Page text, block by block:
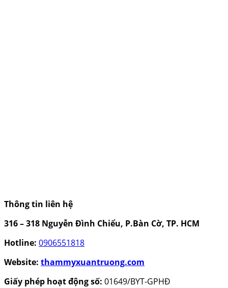
Thông tin liên hệ
316 – 318 Nguyễn Đình Chiểu, P.Bàn Cờ, TP. HCM
Hotline: 0906551818
Website: thammyxuantruong.com
Giấy phép hoạt động số: 01649/BYT-GPHĐ